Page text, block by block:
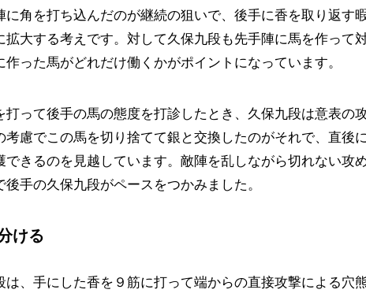
に角を打ち込んだのが継続の狙いで、後手に香を取り返す
拡大する考えです。対して久保九段も先手陣に馬を作って
った馬がどれだけ働くかがポイントになっています。
打って後手の馬の態度を打診したとき、久保九段は意表の
考慮でこの馬を切り捨てて銀と交換したのがそれで、直後
できるのを見越しています。敵陣を乱しながら切れない攻
手の久保九段がペースをつかみました。
ける
は、手にした香を９筋に打って端からの直接攻撃による穴